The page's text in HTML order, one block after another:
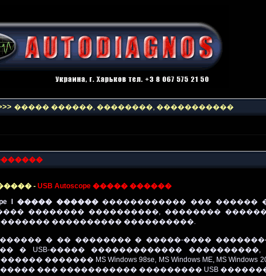
����� ������, ��������, �����������
- USB Autoscope ����� ������
I
����� ������ ������������ ��� ������
�������� ����������, ��������
���������� ����������.
� �� �������� � �����-����
� USB-����� �������������
MS Windows 98se, MS Windows ME, MS Windows 2000
I �������� ��� ����������� ��������� USB